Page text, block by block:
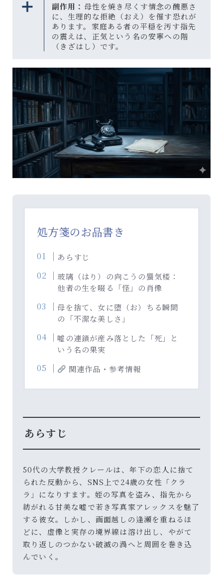
副作用： 母性を焼き尽くす情念の醜悪さ
に、生理的な拒絶（おえ）を催す恐れが
あります。家庭ある者の平穏を汚す指先
の震えは、正気という名の安寧への階
（きざはし）です。
処方箋のお品書き
あらすじ
玻璃（はり）の向こうの蜃気楼：
他者の生を啜る「怪」の肖像
母を捨て、女に堕（お）ちる瞬間
の「不潔な美しさ」
嘘の連鎖が産み落とした「死」と
いう名の果実
関連作品・参考情報
あらすじ
50代の大学教授クレールは、年下の恋人に捨て
られた反動から、SNS上で24歳の女性「クラ
ラ」になりすます。姪の写真を盗み、指先から
紡がれる甘美な嘘で若き写真家アレックスを魅了
する彼女。しかし、画面越しの逢瀬を重ねるほ
どに、虚像と実存の境界線は溶け出し、やがて
取り返しのつかない破滅の渦へと周囲を巻き込
んでいく。